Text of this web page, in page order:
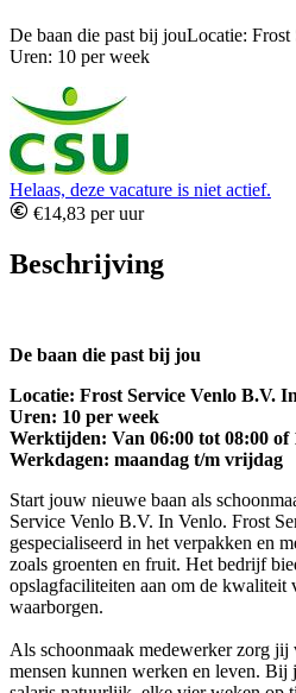
De baan die past bij jouLocatie:
Uren: 10 per week
Helaas, deze vacature is niet actief.
€14,83 per uur
Beschrijving
De baan die past bij jou
Locatie: Frost Service Venlo B.V.
Uren: 10 per week
Werktijden: Van 06:00 tot 08:00 of
Werkdagen: maandag t/m vrijdag
Start jouw nieuwe baan als
Service Venlo B.V. In Venlo. Frost
gespecialiseerd in het verpakken en
zoals groenten en fruit. Het bedrijf
opslagfaciliteiten aan om de kwaliteit
waarborgen.
Als schoonmaak medewerker zorg
mensen kunnen werken en leven.